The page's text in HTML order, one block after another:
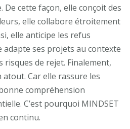
De cette façon, elle conçoit des
elle collabore étroitement
elle anticipe les refus
adapte ses projets au contexte
risques de rejet. Finalement,
Car elle rassure les
compréhension
C’est pourquoi MINDSET
continu.